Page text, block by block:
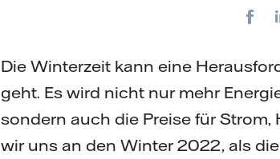
Die Winterzeit kann eine
geht. Es wird nicht nur mehr
sondern auch die Preise für Strom,
wir uns an den Winter 2022, als